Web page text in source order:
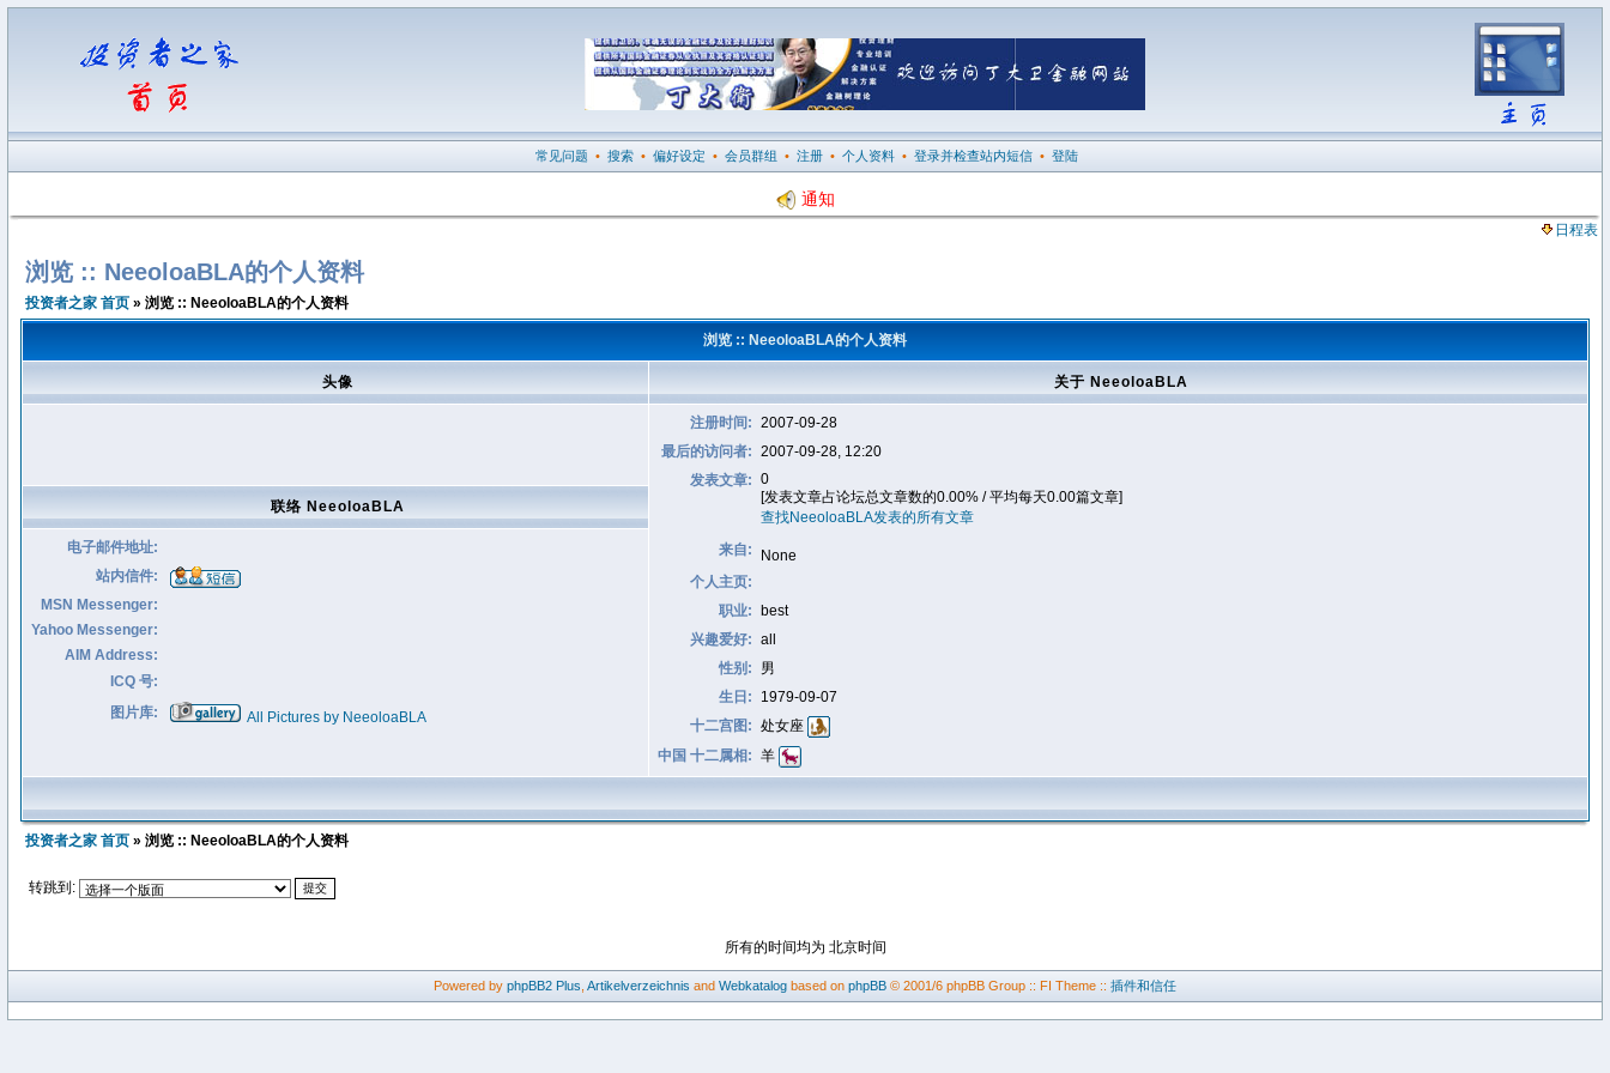
常见问题 • 搜索 • 偏好设定 • 会员群组 • 注册 • 个人资料 • 登录并检查站内短信 • 登陆
通知
日程表
浏览 :: NeeoloaBLA的个人资料
投资者之家 首页 » 浏览 :: NeeoloaBLA的个人资料
浏览 :: NeeoloaBLA的个人资料
头像 关于 NeeoloaBLA
注册时间: 2007-09-28
最后的访问者: 2007-09-28, 12:20
发表文章: 0
[发表文章占论坛总文章数的0.00% / 平均每天0.00篇文章]
查找NeeoloaBLA发表的所有文章
来自:
None
个人主页:
职业:
best
兴趣爱好: all
性别:
男
生日:
1979-09-07
十二宫图: 处女座
中国 十二属相: 羊
联络 NeeoloaBLA
电子邮件地址:
站内信件:
MSN Messenger:
Yahoo Messenger:
AIM Address:
ICQ 号:
图片库:
All Pictures by NeeoloaBLA
投资者之家 首页 » 浏览 :: NeeoloaBLA的个人资料
转跳到:
所有的时间均为 北京时间
Powered by phpBB2 Plus Artikelverzeichnis and Webkatalog based on phpBB © 2001/6 phpBB Group :: FI Theme :: 插件和信任